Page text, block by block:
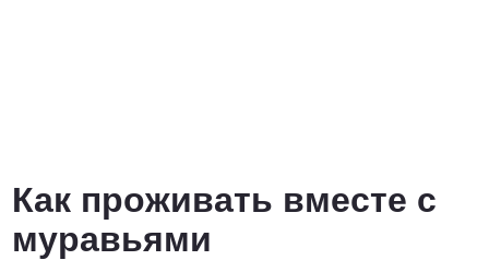
Как проживать вместе с
муравьями